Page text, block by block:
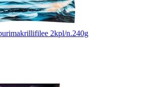
2kpl/n.240g